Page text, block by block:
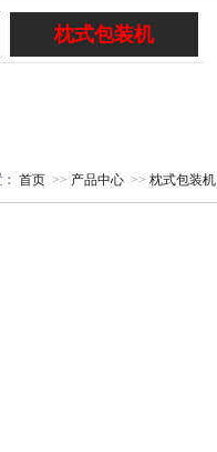
枕式包装机
首页 >> 产品中心 >> 枕式包装机